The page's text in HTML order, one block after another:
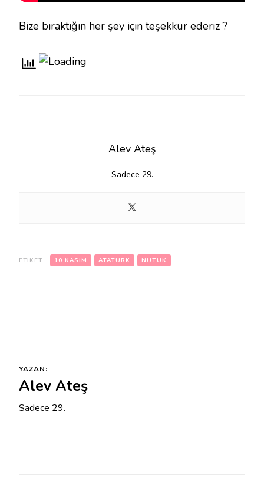
Bize bıraktığın her şey için teşekkür ederiz ?
Alev Ateş
Sadece 29.
ETIKET 10 KASIM ATATÜRK NUTUK
YAZAN:
Alev Ateş
Sadece 29.